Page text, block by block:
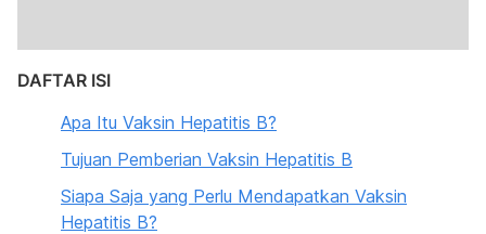
DAFTAR ISI
Apa Itu Vaksin Hepatitis B?
Tujuan Pemberian Vaksin Hepatitis B
Siapa Saja yang Perlu Mendapatkan Vaksin
Hepatitis B?